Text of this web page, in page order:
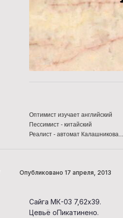
Оптимист изучает английский
Пессимист - китайский
Реалист - автомат Калашникова...
Опубликовано17 апреля, 2013
Сайга МК-03 7,62х39.
Цевьё оПикатинено.